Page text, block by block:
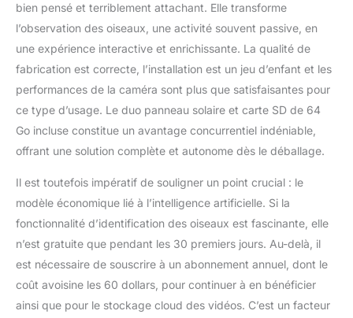
bien pensé et terriblement attachant. Elle transforme
l’observation des oiseaux, une activité souvent passive, en
une expérience interactive et enrichissante. La qualité de
fabrication est correcte, l’installation est un jeu d’enfant et les
performances de la caméra sont plus que satisfaisantes pour
ce type d’usage. Le duo panneau solaire et carte SD de 64
Go incluse constitue un avantage concurrentiel indéniable,
offrant une solution complète et autonome dès le déballage.
Il est toutefois impératif de souligner un point crucial : le
modèle économique lié à l’intelligence artificielle. Si la
fonctionnalité d’identification des oiseaux est fascinante, elle
n’est gratuite que pendant les 30 premiers jours. Au-delà, il
est nécessaire de souscrire à un abonnement annuel, dont le
coût avoisine les 60 dollars, pour continuer à en bénéficier
ainsi que pour le stockage cloud des vidéos. C’est un facteur